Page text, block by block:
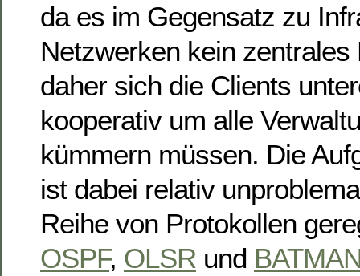
da es im Gegensatz zu
Netzwerken kein zentrales
daher sich die Clients
kooperativ um alle
kümmern müssen. Die
ist dabei relativ
Reihe von Protokollen
OSPF, OLSR und